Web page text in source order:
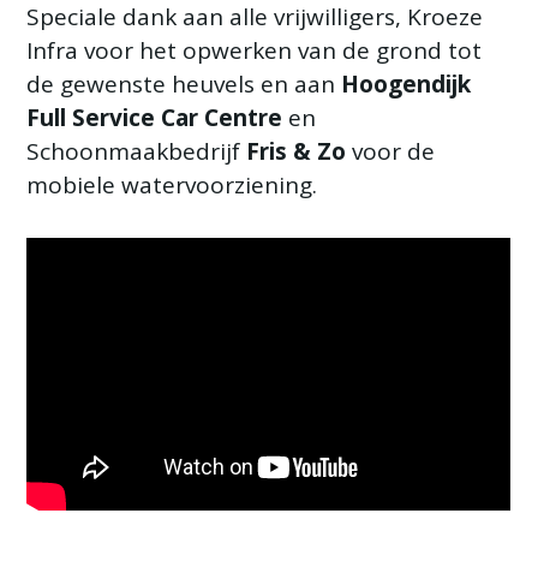
Speciale dank aan alle vrijwilligers, Kroeze
Infra voor het opwerken van de grond tot
de gewenste heuvels en aan Hoogendijk
Full Service Car Centre en
Schoonmaakbedrijf Fris & Zo voor de
mobiele watervoorziening.